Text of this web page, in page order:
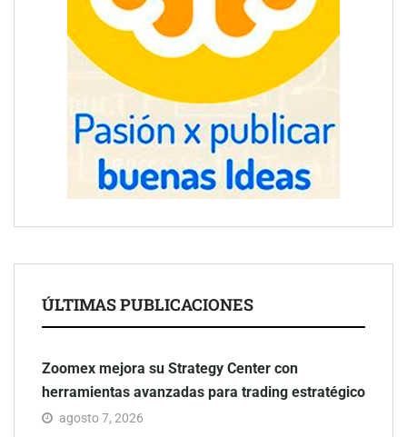
ÚLTIMAS PUBLICACIONES
Zoomex mejora su Strategy Center con
herramientas avanzadas para trading estratégico
agosto 7, 2026